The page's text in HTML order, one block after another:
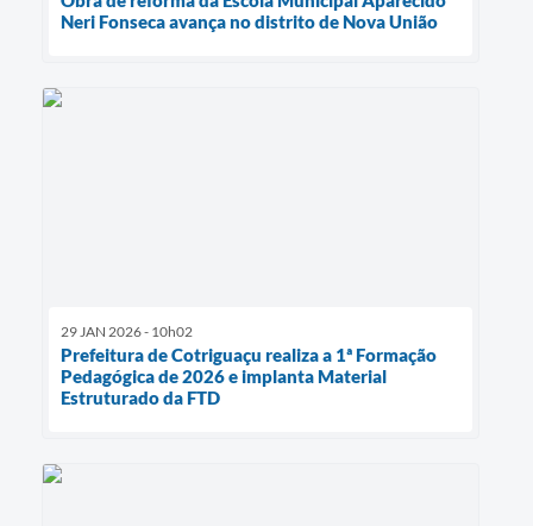
Neri Fonseca avança no distrito de Nova União
29 JAN 2026 - 10h02
Prefeitura de Cotriguaçu realiza a 1ª Formação
Pedagógica de 2026 e implanta Material
Estruturado da FTD